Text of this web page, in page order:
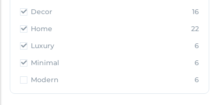
Decor
16
Home
22
Luxury
6
Minimal
6
Modern
6